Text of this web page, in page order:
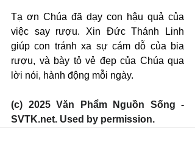
Tạ ơn Chúa đã dạy con hậu quả của
việc say rượu. Xin Đức Thánh Linh
giúp con tránh xa sự cám dỗ của bia
rượu, và bày tỏ vẻ đẹp của Chúa qua
lời nói, hành động mỗi ngày.
(c) 2025 Văn Phẩm Nguồn Sống -
SVTK.net. Used by permission.